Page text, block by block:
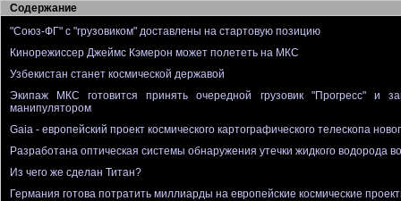
Содержание
"Союз-ФГ" с "грузовиком" доставлены на стартовую позицию
Кинорежиссер Джеймс Кэмерон может полететь на МКС
Узбекистан станет космической державой
Экипаж МКС готовится принять очередной грузовик "Прогресс" и
манипулятором
Gaia - европейский проект космического картографического телескопа
Разработана оптическая системы обнаружения утечки жидкого водорода
Из чего же сделан Титан?
Германия готова потратить миллиарды на европейские космические